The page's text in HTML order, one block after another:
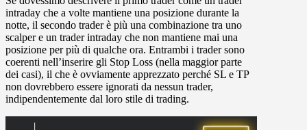
intraday che a volte mantiene una posizione durante la
notte, il secondo trader è più una combinazione tra uno
scalper e un trader intraday che non mantiene mai una
posizione per più di qualche ora. Entrambi i trader sono
coerenti nell’inserire gli Stop Loss (nella maggior parte
dei casi), il che è ovviamente apprezzato perché SL e TP
non dovrebbero essere ignorati da nessun trader,
indipendentemente dal loro stile di trading.